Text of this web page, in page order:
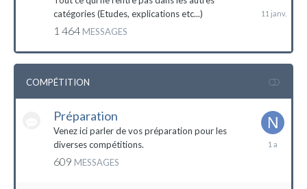
catégories (Etudes, explications etc...)
1 464 MESSAGES
COMPÉTITION
Préparation
Venez ici parler de vos préparation pour les
diverses compétitions.
609 MESSAGES
14